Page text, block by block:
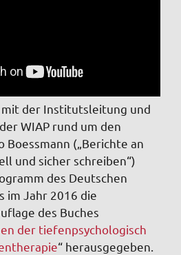
der Institutsleitung und
WIAP rund um den
Boessmann („Berichte an
und sicher schreiben“)
des Deutschen
im Jahr 2016 die
des Buches
der tiefenpsychologisch
“ herausgegeben.